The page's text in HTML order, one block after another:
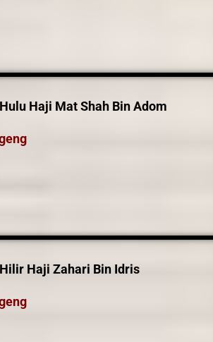
Haji Mat Shah Bin Adom
Hilir Haji Zahari Bin Idris